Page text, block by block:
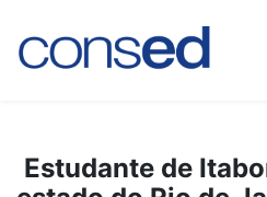
Estudante de